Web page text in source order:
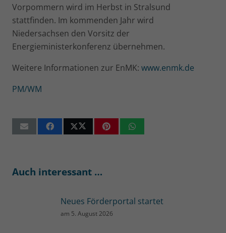
Vorpommern wird im Herbst in Stralsund
stattfinden. Im kommenden Jahr wird
Niedersachsen den Vorsitz der
Energieministerkonferenz übernehmen.
Weitere Informationen zur EnMK: www.enmk.de
PM/WM
Auch interessant …
Neues Förderportal startet
am 5. August 2026